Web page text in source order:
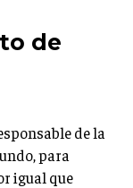
de
de la
para
igual que